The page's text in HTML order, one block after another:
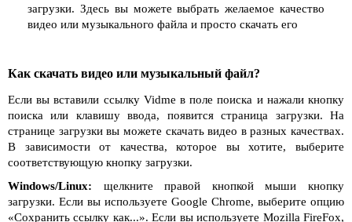
загрузки. Здесь вы можете выбрать желаемое качество
видео или музыкального файла и просто скачать его
Как скачать видео или музыкальный файл?
Если вы вставили ссылку Vidme в поле поиска и нажали кнопку
поиска или клавишу ввода, появится страница загрузки. На
странице загрузки вы можете скачать видео в разных качествах.
В зависимости от качества, которое вы хотите, выберите
соответствующую кнопку загрузки.
Windows/Linux: щелкните правой кнопкой мыши кнопку
загрузки. Если вы используете Google Chrome, выберите опцию
«Сохранить ссылку как...». Если вы используете Mozilla FireFox,